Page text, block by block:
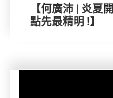
【何廣沛 | 炎夏
點先最精明 !】